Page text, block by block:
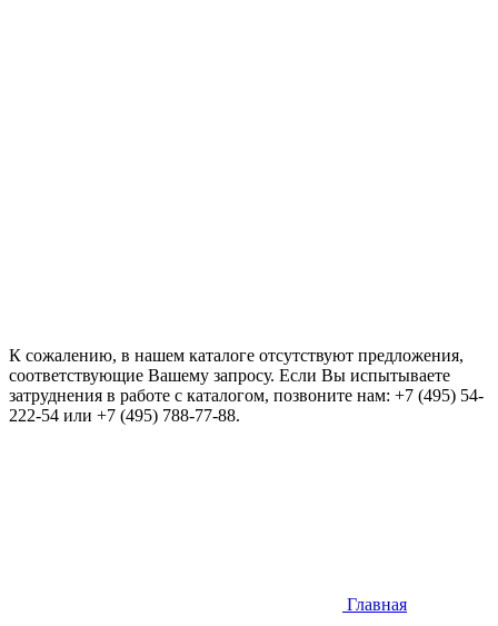
К сожалению, в нашем каталоге отсутствуют предложения,
соответствующие Вашему запросу. Если Вы испытываете
затруднения в работе с каталогом, позвоните нам: +7 (495) 54-
222-54 или +7 (495) 788-77-88.
Главная